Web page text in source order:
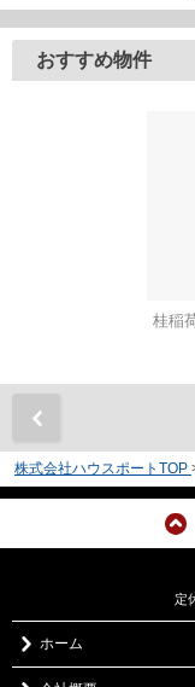
おすすめ物件
桂稲
株式会社ハウスポートTOP
定
ホーム